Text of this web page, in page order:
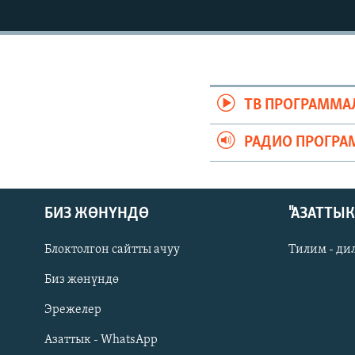
АЗАТТЫК+
Русский
ОНЛАЙН ШЕРИНЕ
ТВ
РАДИО
БИЗ ЖӨНҮНДӨ
Блоктолгон сайтты ачуу
Биз жөнүндө
Эрежелер
Азаттык - WhatsApp
Тилим -